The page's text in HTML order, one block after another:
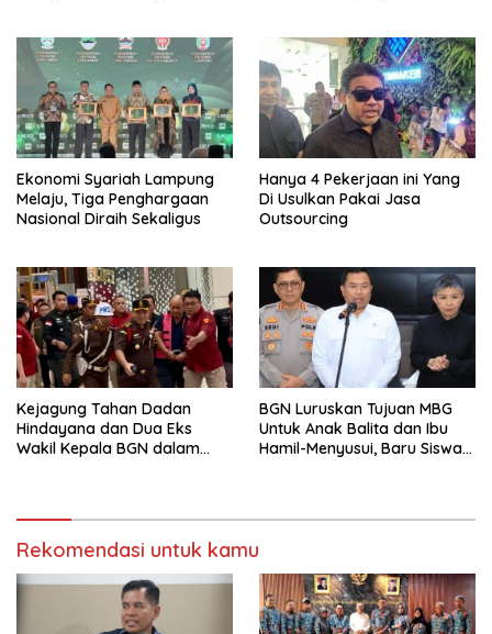
Ekonomi Syariah Lampung
Melaju, Tiga Penghargaan
Nasional Diraih Sekaligus
Hanya 4 Pekerjaan ini Yang
Di Usulkan Pakai Jasa
Outsourcing
Kejagung Tahan Dadan
Hindayana dan Dua Eks
Wakil Kepala BGN dalam
BGN Luruskan Tujuan MBG
Untuk Anak Balita dan Ibu
Hamil-Menyusui, Baru Siswa
Rekomendasi untuk kamu